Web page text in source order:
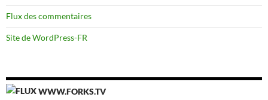
Flux des commentaires
Site de WordPress-FR
WWW.FORKS.TV